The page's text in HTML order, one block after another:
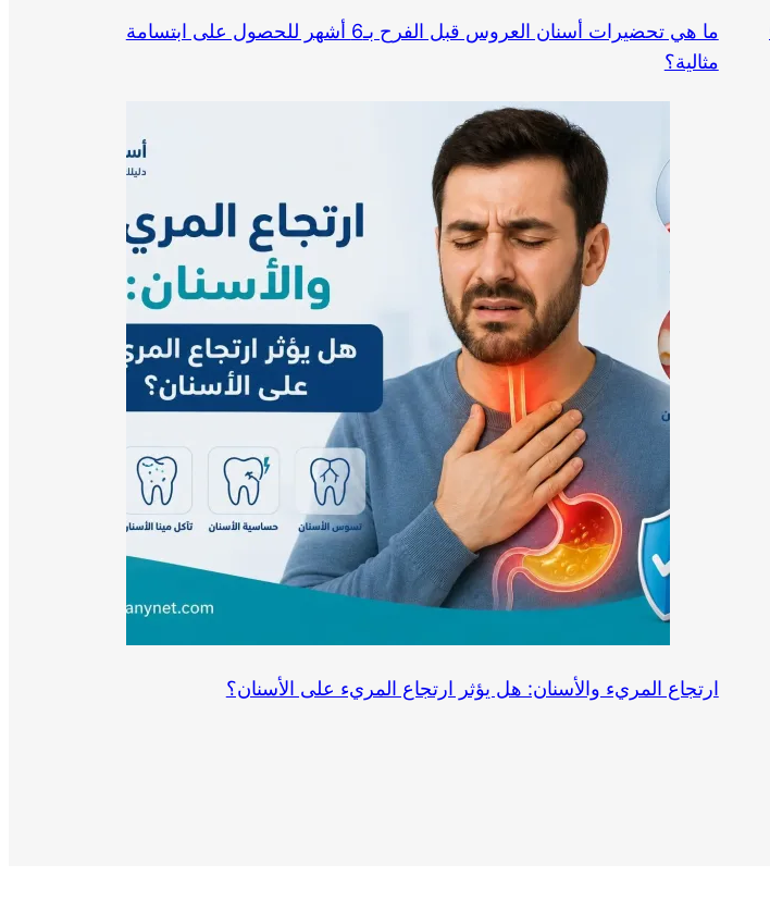
ما هي تحضيرات أسنان العروس قبل الفرح بـ6 أشهر للحصول على ابتسامة
مثالية؟
ارتجاع المريء والأسنان: هل يؤثر ارتجاع المريء على الأسنان؟